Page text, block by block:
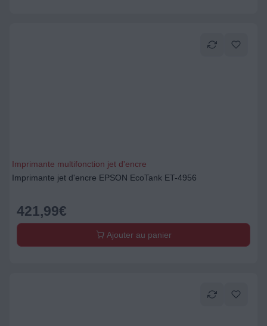
Imprimante multifonction jet d'encre
Imprimante jet d'encre EPSON EcoTank ET-4956
421,99€
Ajouter au panier